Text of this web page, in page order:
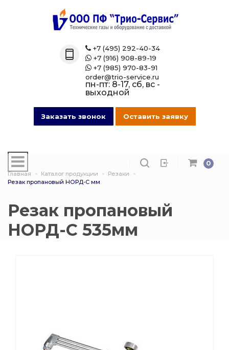
Назад
Технические газы
Азот
Ацетилен
Углекислота
Газовые баллоны
Защита
016 Сварочная проволока
007 Зажимы
014 Редуктора
020 Сварочные посты
0
+7 (495) 292-40-34
+7 (916) 908-89-19
+7 (985) 970-83-91
order@trio-service.ru
пн-пт: 8-17, сб, вс -
выходной
Заказать звонок Оставить заявку
Главная Каталог продукции
Резаки
Резак пропановый НОРД-С мм
Резак пропановый
НОРД-С 535мм